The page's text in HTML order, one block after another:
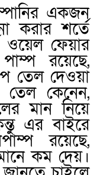
একজন
করার শর্তে
ওয়েল ফেয়ার
রয়েছে,
তেল দেওয়া
তেল কেনেন,
মান নিয়ে
এর বাইরে
রয়েছে,
কম দেয়।